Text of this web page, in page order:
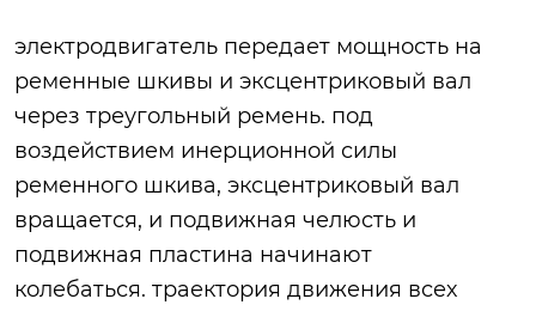
электродвигатель передает мощность на
ременные шкивы и эксцентриковый вал
через треугольный ремень. под
воздействием инерционной силы
ременного шкива, эксцентриковый вал
вращается, и подвижная челюсть и
подвижная пластина начинают
колебаться. траектория движения всех